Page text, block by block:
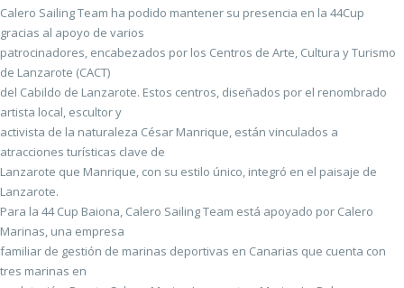
Calero Sailing Team ha podido mantener su presencia en la 44Cup
gracias al apoyo de varios
patrocinadores, encabezados por los Centros de Arte, Cultura y Turismo
de Lanzarote (CACT)
del Cabildo de Lanzarote. Estos centros, diseñados por el renombrado
artista local, escultor y
activista de la naturaleza César Manrique, están vinculados a
atracciones turísticas clave de
Lanzarote que Manrique, con su estilo único, integró en el paisaje de
Lanzarote.
Para la 44 Cup Baiona, Calero Sailing Team está apoyado por Calero
Marinas, una empresa
familiar de gestión de marinas deportivas en Canarias que cuenta con
tres marinas en